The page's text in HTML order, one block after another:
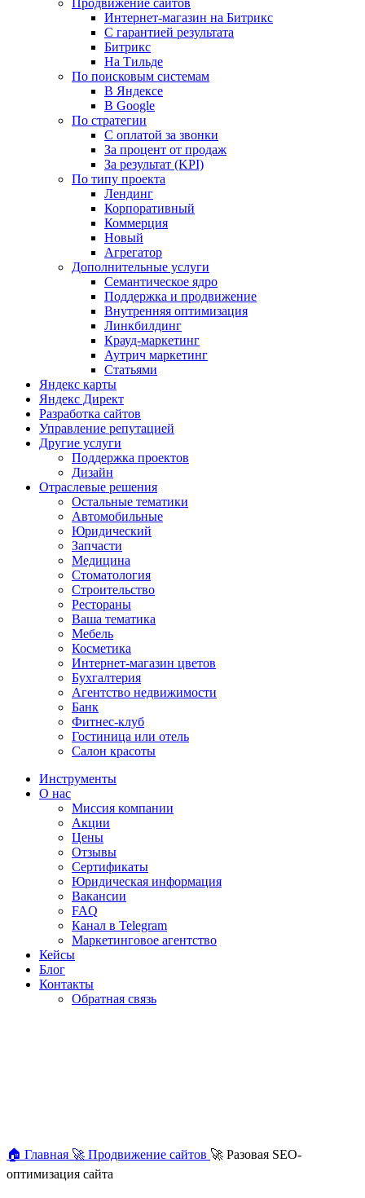
Интернет-магазин на Битрикс
С гарантией результата
Битрикс
На Тильде
По поисковым системам
В Яндексе
В Google
По стратегии
С оплатой за звонки
За процент от продаж
За результат (KPI)
По типу проекта
Лендинг
Корпоративный
Коммерция
Новый
Агрегатор
Дополнительные услуги
Семантическое ядро
Поддержка и продвижение
Внутренняя оптимизация
Линкбилдинг
Крауд-маркетинг
Аутрич маркетинг
Статьями
Яндекс карты
Яндекс Директ
Разработка сайтов
Управление репутацией
Другие услуги
Поддержка проектов
Дизайн
Отраслевые решения
Остальные тематики
Автомобильные
Юридический
Запчасти
Медицина
Стоматология
Строительство
Рестораны
Ваша тематика
Мебель
Косметика
Интернет-магазин цветов
Бухгалтерия
Агентство недвижимости
Банк
Фитнес-клуб
Гостиница или отель
Салон красоты
Инструменты
О нас
Миссия компании
Акции
Цены
Отзывы
Сертификаты
Юридическая информация
Вакансии
FAQ
Канал в Telegram
Маркетинговое агентство
Кейсы
Блог
Контакты
Обратная связь
🏠 Главная 🚀 Продвижение сайтов 🚀 Разовая SEO-
оптимизация сайта